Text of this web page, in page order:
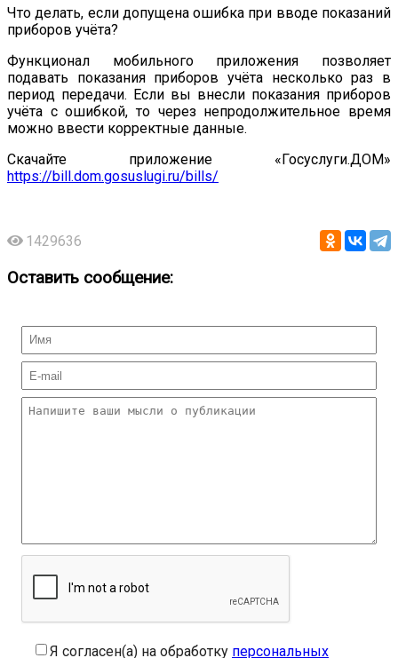
Что делать, если допущена ошибка при вводе показаний
приборов учёта?
Функционал мобильного приложения позволяет
подавать показания приборов учёта несколько раз в
период передачи. Если вы внесли показания приборов
учёта с ошибкой, то через непродолжительное время
можно ввести корректные данные.
Скачайте приложение «Госуслуги.ДОМ»
https://bill.dom.gosuslugi.ru/bills/
1429636
Оставить сообщение:
Я согласен(а) на обработку персональных